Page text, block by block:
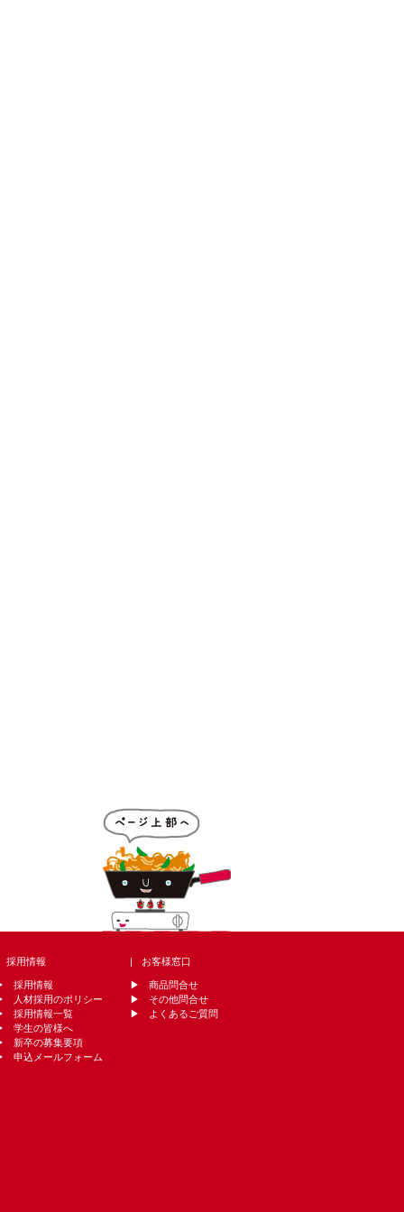
採用情報
採用情報
人材採用のポリシー
採用情報一覧
学生の皆様へ
新卒の募集要項
申込メールフォーム
お客様窓口
商品問合せ
その他問合せ
よくあるご質問